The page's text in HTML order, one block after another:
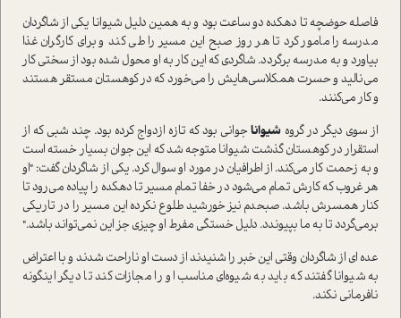
فاصله حوضچه تا دهکده دو ساعت بود و به همین دلیل شیوانا یکی از شاگردان
مدرسه را مامور کرد تا هر روز صبح این مسیر را طی کند و برای کارگران غذا
بیاورد و به مدرسه برگردد. شاگردی که این کار به او محول شده بود از سختی کار
می‌نالید و حسرت همکلاسی‌هایش را می‌خورد که در کوهستان مستقر هستند
و کار می‌کنند.
از سوی دیگر در گروه شیوانا جوانی بود که تازه ازدواج کرده بود. چند شبی که از
استقرار در کوهستان گذشت شیوانا متوجه شد که این جوان بسیار خسته است
و به زحمت کار می‌کند. از اطرافیان در مورد او سوال کرد. یکی از شاگردان گفت: "او
هر غروب که کارش تمام می‌شود در خفا تمام مسیر تا دهکده را پیاده می‌رود تا
کنار همسرش باشد. صبحدم نیز خورشید طلوع نکرده این مسیر را در تاریکی
برمی‌گردد تا به ما بپیوندد. دلیل خستگی مفرط او چیزی جز این نمی‌تواند باشد."
عده ای از شاگردان وقتی این خبر را شنیدند از دست او ناراحت شدند و با اعتراض
به شیوانا گفتند که باید به شیوه‌ای مناسب او را مجازات کند تا دیگر اینگونه
نافرمانی نکند.